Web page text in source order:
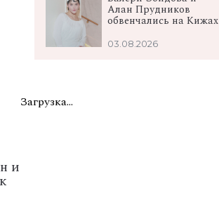
и
Алан Прудников
обвенчались на Кижах
03.08.2026
Загрузка...